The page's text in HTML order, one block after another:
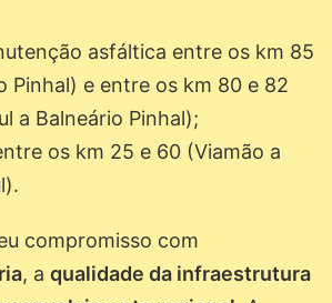
asfáltica entre os km 85
Pinhal) e entre os km 80 e 82
a Balneário Pinhal);
os km 25 e 60 (Viamão a
compromisso com
, a qualidade da infraestrutura